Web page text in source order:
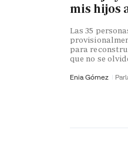
mis hijos
Las 35
para
que no se
Enia Gómez